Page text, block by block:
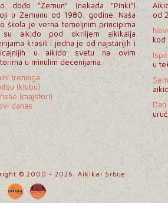
dođo "Zemun" (nekada "Pinki")
u Zemunu od 1980. godine. Naša
škola je verna temeljnim principima
aikido pod okriljem aikikaija
krasili i jedna je od najstarijih i
u aikido svetu na ovim
u minulim decenijama.
treninga
(klubu)
(majstori)
danas
od
kod
u
© 2000 - 2026. Aikikai Srbije